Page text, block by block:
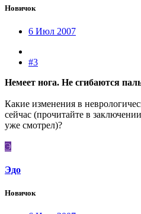
Новичок
6 Июл 2007
#3
Немеет нога. Не сгибаются
Какие изменения в
сейчас (прочитайте в
уже смотрел)?
Э
Эдо
Новичок